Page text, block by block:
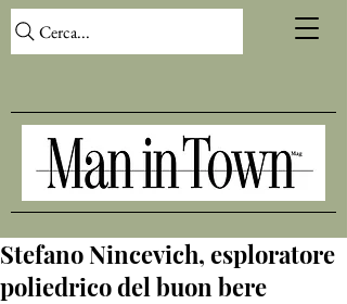
Cerca...
Stefano Nincevich, esploratore
poliedrico del buon bere